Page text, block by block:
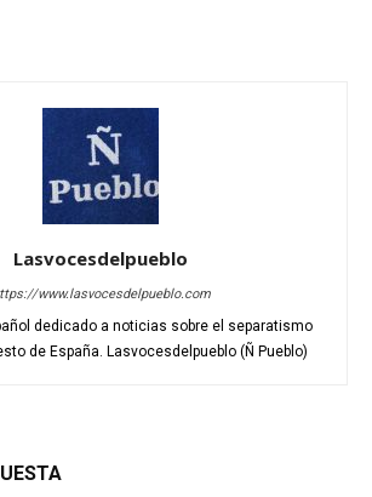
Lasvocesdelpueblo
www.lasvocesdelpueblo.com
dedicado a noticias sobre el separatismo
de España. Lasvocesdelpueblo (Ñ Pueblo)